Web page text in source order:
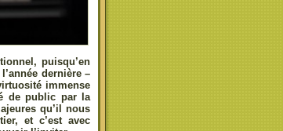
puisqu’en
dernière –
immense
de public par la
qu’il nous
et c’est avec